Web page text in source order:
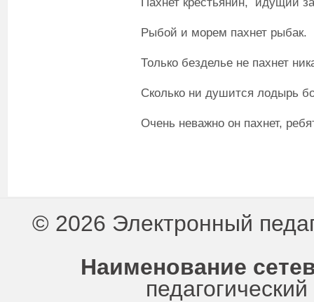
Рыбой и морем пахнет рыбак.
Только безделье не пахнет
Сколько ни душится лодырь
Очень неважно он пахнет,
© 2026 Электронный
Наименование